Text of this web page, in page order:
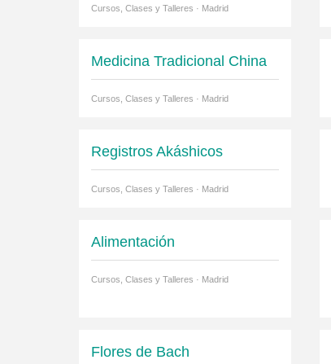
Cursos, Clases y Talleres · Madrid
Medicina Tradicional China
Cursos, Clases y Talleres · Madrid
Registros Akáshicos
Cursos, Clases y Talleres · Madrid
Alimentación
Cursos, Clases y Talleres · Madrid
Flores de Bach